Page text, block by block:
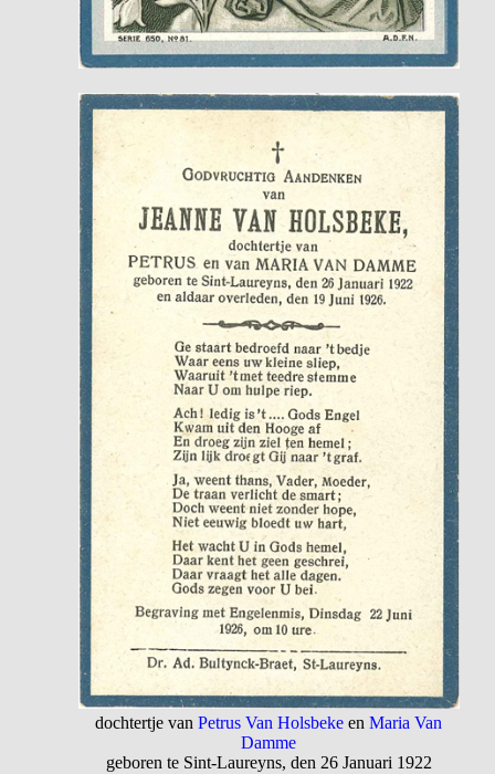
dochtertje vanPetrus Van Holsbeke enMaria Van
Damme
geboren te Sint-Laureyns, den 26 Januari 1922